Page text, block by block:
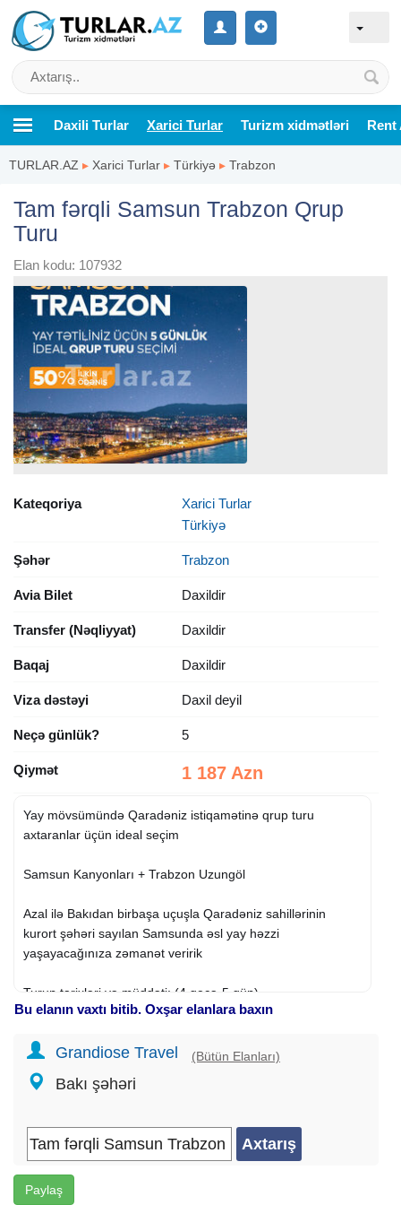
Daxili Turlar Xarici Turlar Turizm xidmətləri Rent
TURLAR.AZ ▸ Xarici Turlar ▸ Türkiyə ▸ Trabzon
Tam fərqli Samsun Trabzon Qrup
Turu
Elan kodu: 107932
Kateqoriya
Xarici Turlar
Türkiyə
Şəhər Trabzon
Avia Bilet Daxildir
Transfer (Nəqliyyat) Daxildir
Baqaj Daxildir
Viza dəstəyi Daxil deyil
Neçə günlük? 5
Qiymət 1 187 Azn
Yay mövsümündə Qaradəniz istiqamətinə qrup turu
axtaranlar üçün ideal seçim
Samsun Kanyonları + Trabzon Uzungöl
Azal ilə Bakıdan birbaşa uçuşla Qaradəniz sahillərinin
kurort şəhəri sayılan Samsunda əsl yay həzzi
yaşayacağınıza zəmanət veririk
Turun tarixləri və müddəti: (4 gecə-5 gün)
23-27 İYUL / 13-17 AVQUST / 20-24 AVQUST
Qiymət: 699 USD
Qiymətə daxildir:
Oteldə qonaqlama: (2 gecə Samsun - 2 gecə Trabzon)
Səhər yeməkləri (oteldə)
Transfer xidməti
Bu elanın vaxtı bitib. Oxşar elanlara baxın
Grandiose Travel (Bütün Elanları)
Bakı şəhəri
Paylaş